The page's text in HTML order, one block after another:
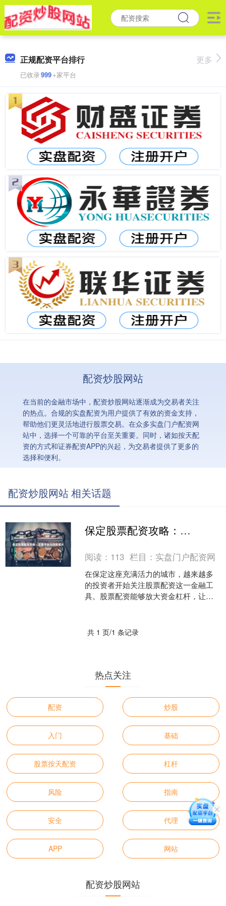
正规配资平台排行
已收录999+家平台
更多
配资炒股网站
在当前的金融市场中，配资炒股网站逐渐成为交易者关注
的热点。合规的实盘配资为用户提供了有效的资金支持，
帮助他们更灵活地进行股票交易。在众多实盘门户配资网
站中，选择一个可靠的平台至关重要。同时，诸如按天配
资的方式和证券配资APP的兴起，为交易者提供了更多的
选择和便利。
配资炒股网站 相关话题
保定股票配资攻略：正规平台与风险提示
阅读： 113 栏目： 实盘门户配资网
在保定这座充满活力的城市，越来越多
的投资者开始关注股票配资这一金融工
具。股票配资能够放大资金杠杆，让投
共 1 页/1 条记录
热点关注
配资 炒股
入门 基础
股票按天配资 杠杆
风险 指南
安全 代理
APP 网站
配资炒股网站